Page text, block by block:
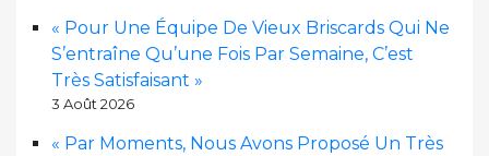
« Pour Une Équipe De Vieux Briscards Qui Ne
S’entraîne Qu’une Fois Par Semaine, C’est
Très Satisfaisant »
3 Août 2026
« Par Moments, Nous Avons Proposé Un Très